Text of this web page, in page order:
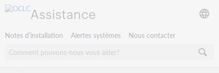
Assistance
Notes d’installation Alertes systèmes Nous contacter